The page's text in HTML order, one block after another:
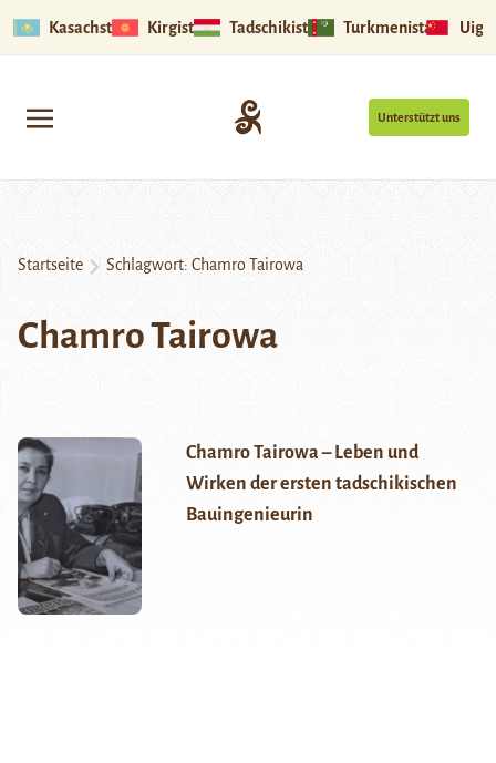
Kasachstan Kirgistan Tadschikistan Turkmenistan
Unterstützt uns
Startseite Schlagwort: Chamro Tairowa
Chamro Tairowa
Chamro Tairowa – Leben und
Wirken der ersten tadschikischen
Bauingenieurin